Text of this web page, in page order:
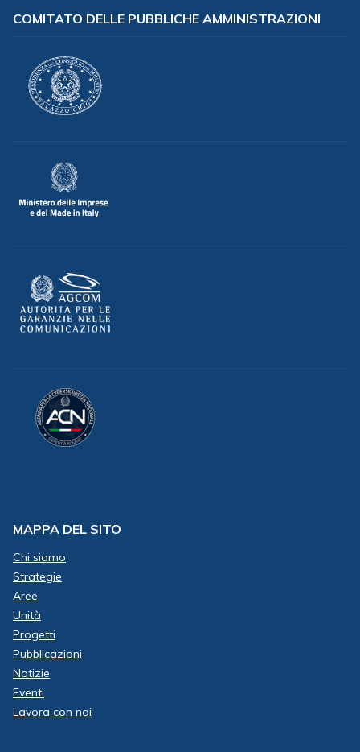
COMITATO DELLE PUBBLICHE AMMINISTRAZIONI
MAPPA DEL SITO
Chi siamo
Strategie
Aree
Unità
Progetti
Pubblicazioni
Notizie
Eventi
Lavora con noi